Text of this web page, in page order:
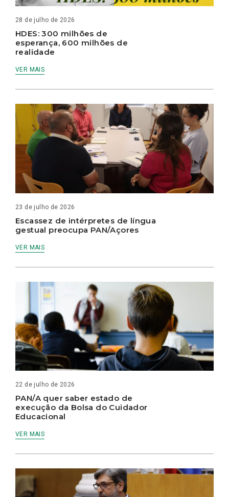
28 de julho de 2026
HDES: 300 milhões de
esperança, 600 milhões de
realidade
VER MAIS
23 de julho de 2026
Escassez de intérpretes de língua
gestual preocupa PAN/Açores
VER MAIS
22 de julho de 2026
PAN/A quer saber estado de
execução da Bolsa do Cuidador
Educacional
VER MAIS